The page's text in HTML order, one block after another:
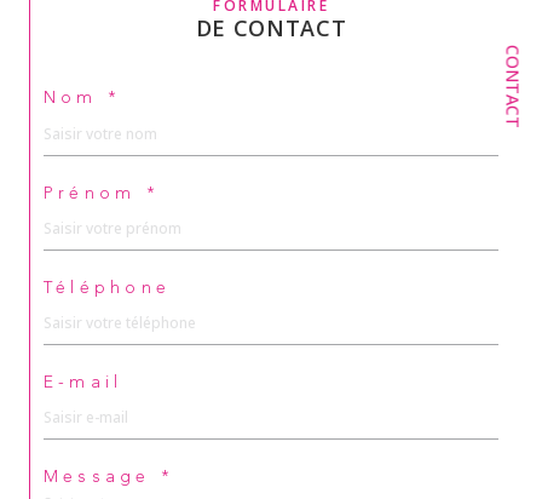
CONTACT
FORMULAIRE
DE CONTACT
Nom *
Prénom *
Téléphone
E-mail
Message *